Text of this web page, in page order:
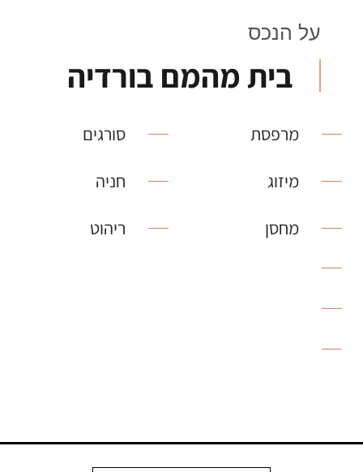
על הנכס
בית מהמם בורדיה
מרפסת
מיזוג
מחסן
סורגים
חניה
ריהוט